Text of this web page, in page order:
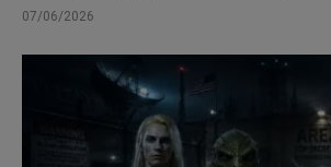
07/06/2026